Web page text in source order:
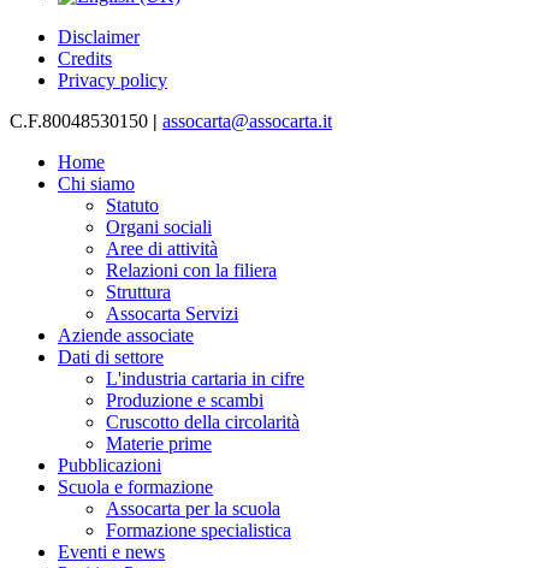
Disclaimer
Credits
Privacy policy
C.F.80048530150 | assocarta@assocarta.it
Home
Chi siamo
Statuto
Organi sociali
Aree di attività
Relazioni con la filiera
Struttura
Assocarta Servizi
Aziende associate
Dati di settore
L'industria cartaria in cifre
Produzione e scambi
Cruscotto della circolarità
Materie prime
Pubblicazioni
Scuola e formazione
Assocarta per la scuola
Formazione specialistica
Eventi e news